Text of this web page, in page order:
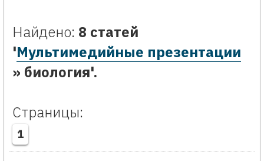
Найдено: 8 статей
'Мультимедийные презентации
» биология'.
Страницы:
1